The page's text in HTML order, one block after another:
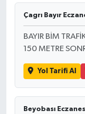
Çagrı Bayır
BAYIR BİM
150 METRE
Yol Tarifi Al
Beyobası